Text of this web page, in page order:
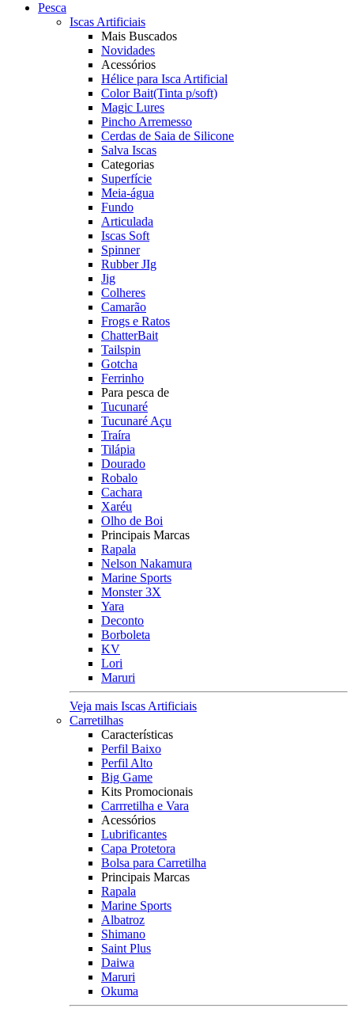
Pesca
Iscas Artificiais
Mais Buscados
Novidades
Acessórios
Hélice para Isca Artificial
Color Bait(Tinta p/soft)
Magic Lures
Pincho Arremesso
Cerdas de Saia de Silicone
Salva Iscas
Categorias
Superfície
Meia-água
Fundo
Articulada
Iscas Soft
Spinner
Rubber JIg
Jig
Colheres
Camarão
Frogs e Ratos
ChatterBait
Tailspin
Gotcha
Ferrinho
Para pesca de
Tucunaré
Tucunaré Açu
Traíra
Tilápia
Dourado
Robalo
Cachara
Xaréu
Olho de Boi
Principais Marcas
Rapala
Nelson Nakamura
Marine Sports
Monster 3X
Yara
Deconto
Borboleta
KV
Lori
Maruri
Veja mais Iscas Artificiais
Carretilhas
Características
Perfil Baixo
Perfil Alto
Big Game
Kits Promocionais
Carrretilha e Vara
Acessórios
Lubrificantes
Capa Protetora
Bolsa para Carretilha
Principais Marcas
Rapala
Marine Sports
Albatroz
Shimano
Saint Plus
Daiwa
Maruri
Okuma